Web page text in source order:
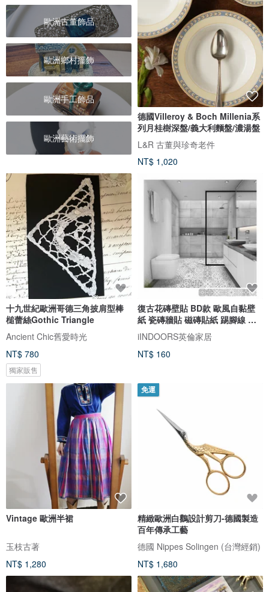
歐洲古董飾品
歐洲鄉村擺飾
歐洲手工飾品
歐洲藝術擺飾
德國Villeroy & Boch Millenia系
列月桂樹深盤/義大利麵盤/濃湯盤
L&R 古董與珍奇老件
NT$ 1,020
十九世紀歐洲哥德三角披肩型棒
槌蕾絲Gothic Triangle
Ancient Chic舊愛時光
NT$ 780
獨家販售
復古花磚壁貼 BD款 歐風自黏壁
紙 瓷磚牆貼 磁磚貼紙 踢腳線 防
水
iINDOORS英倫家居
NT$ 160
Vintage 歐洲半裙
玉枝古著
NT$ 1,280
免運
精緻歐洲白鸛設計剪刀-德國製造
百年傳承工藝
德國 Nippes Solingen (台灣經銷)
NT$ 1,680